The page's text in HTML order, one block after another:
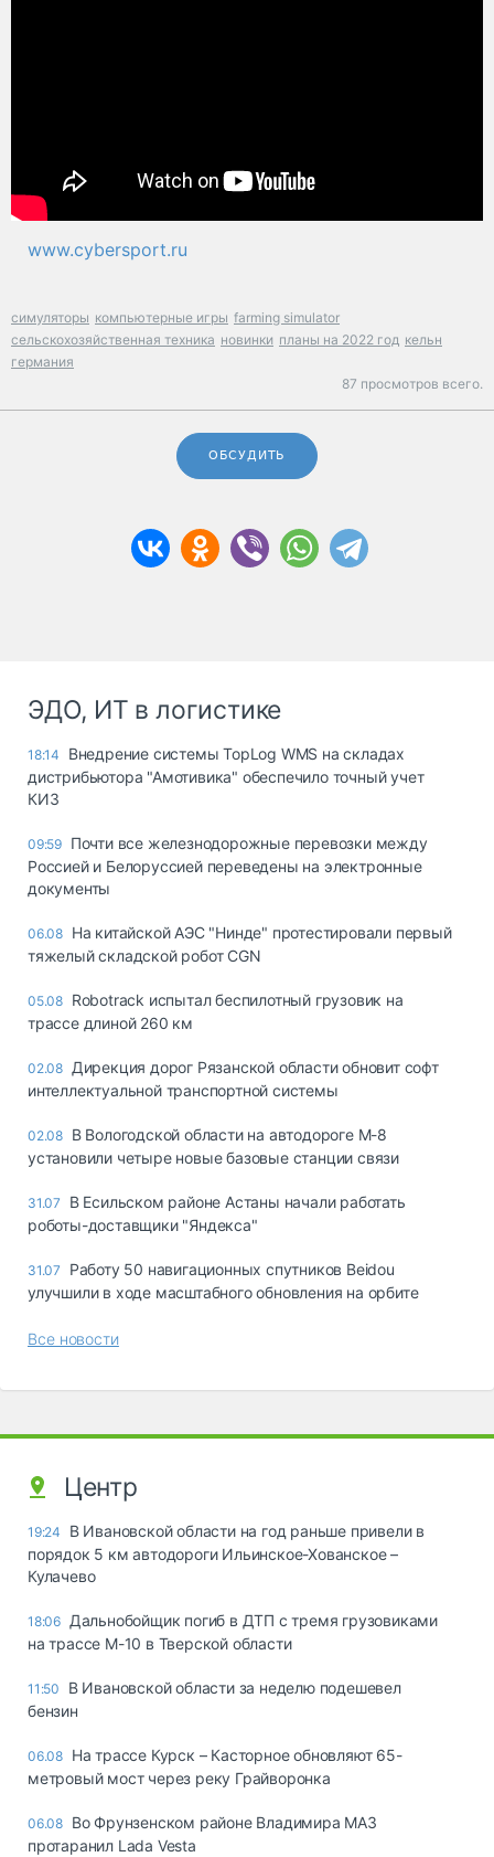
www.cybersport.ru
симуляторы компьютерные игры farming simulator
сельскохозяйственная техника новинки планы на 2022 год кельн
германия
87 просмотров всего.
ОБСУДИТЬ
ЭДО, ИТ в логистике
18:14
Внедрение системы TopLog WMS на складах
дистрибьютора "Амотивика" обеспечило точный учет
КИЗ
09:59 Почти все железнодорожные перевозки между
Россией и Белоруссией переведены на электронные
документы
06.08 На китайской АЭС "Нинде" протестировали первый
тяжелый складской робот CGN
05.08 Robotrack испытал беспилотный грузовик на
трассе длиной 260 км
02.08 Дирекция дорог Рязанской области обновит софт
интеллектуальной транспортной системы
02.08 В Вологодской области на автодороге М-8
установили четыре новые базовые станции связи
31.07
В Есильском районе Астаны начали работать
роботы-доставщики "Яндекса"
31.07
Работу 50 навигационных спутников Beidou
улучшили в ходе масштабного обновления на орбите
Все новости
Центр
19:24
В Ивановской области на год раньше привели в
порядок 5 км автодороги Ильинское-Хованское –
Кулачево
18:06 Дальнобойщик погиб в ДТП с тремя грузовиками
на трассе М-10 в Тверской области
11:50
В Ивановской области за неделю подешевел
бензин
06.08 На трассе Курск – Касторное обновляют 65-
метровый мост через реку Грайворонка
06.08 Во Фрунзенском районе Владимира МАЗ
протаранил Lada Vesta